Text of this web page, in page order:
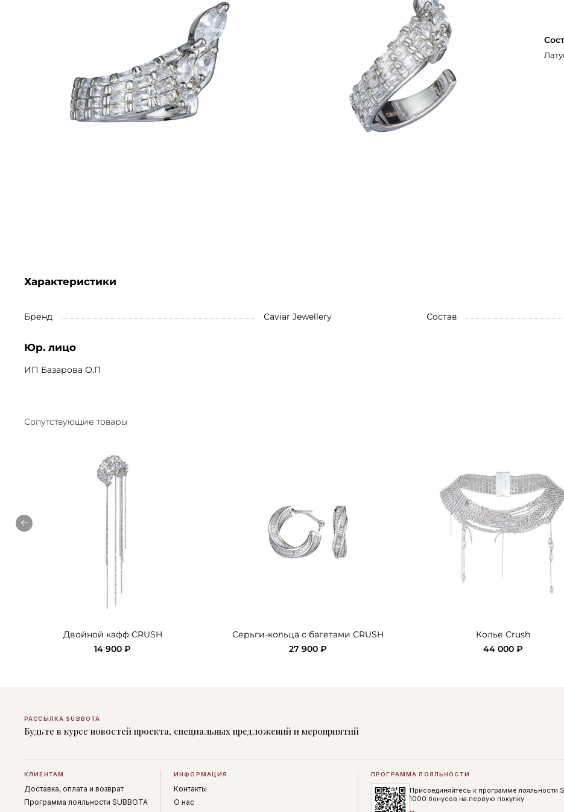
Характеристики
Бренд Caviar Jewellery Состав
Юр. лицо
ИП Базарова О.П
Сопутствующие товары
Двойной кафф CRUSH
14 900 ₽
Серьги-кольца с багетами CRUSH
27 900 ₽
Колье Crush
44 000 ₽
РАССЫЛКА SUBBOTA
Будьте в курсе новостей проекта, специальных предложений и мероприятий
КЛИЕНТАМ
Доставка, оплата и возврат
Программа лояльности SUBBOTA
ИНФОРМАЦИЯ
Контакты
О нас
ПРОГРАММА ЛОЯЛЬНОСТИ
Присоединяйтесь к программе лояльности
1000 бонусов на первую покупку